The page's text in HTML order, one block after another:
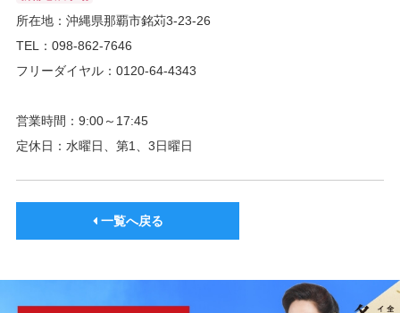
所在地：沖縄県那覇市銘苅3-23-26
TEL：098-862-7646
フリーダイヤル：0120-64-4343
営業時間：9:00～17:45
定休日：水曜日、第1、3日曜日
一覧へ戻る